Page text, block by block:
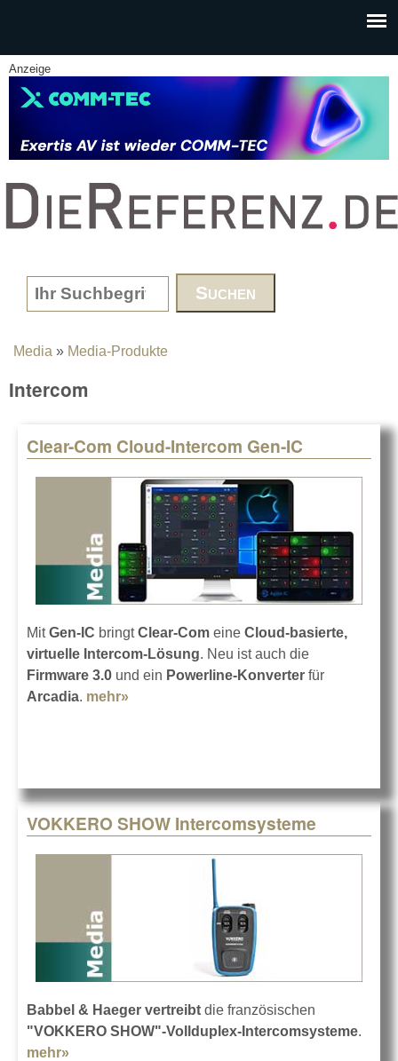
Anzeige
www.DieReferenz.de
Search form
You are here
Media » Media-Produkte
Intercom
Clear-Com Cloud-Intercom Gen-IC
MitGen-IC bringtClear-Com eine Cloud-basierte,
virtuelle Intercom-Lösung. Neu ist auch die
Firmware 3.0 und ein Powerline-Konverter für
Arcadia. mehr»
VOKKERO SHOW Intercomsysteme
Babbel & Haeger vertreibt die französischen
"VOKKERO SHOW"-Vollduplex-Intercomsysteme.
mehr»